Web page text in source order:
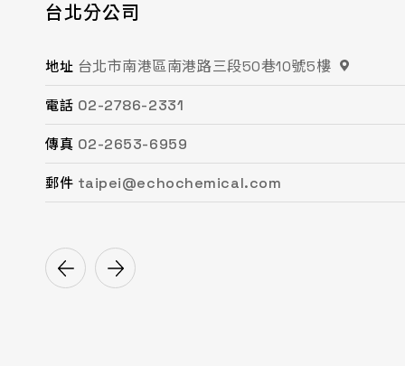
台北分公司
地址 台北市南港區南港路三段50巷10號5樓
電話 02-2786-2331
傳真 02-2653-6959
郵件 taipei@echochemical.com
桃園分公司
地址 桃園市平鎮區復興街62號2樓
電話 03-494-6939
傳真 03-493-0687
郵件 chungli@echochemical.com
總公司 / 竹苗分公司
地址 苗栗縣頭份市工業路16號
電話 037-621-088
傳真 037-615-096
郵件 miaoli@echochemical.com
台中分公司
地址 台中市南屯區文心路一段218號15F之2
電話 04-2472-8859
傳真 04-2472-8825
郵件 taichung@echochemical.com
台南分公司
地址 台南市永康區鹽洲一街63巷33號
電話 06-243-6589
傳真 06-253-8208
郵件 tainan@echochemical.com
高雄分公司
地址 高雄市鳳山區鳳頂路479號
電話 07-753-9988
傳真 07-753-1958
郵件 kaohsiung@echochemical.com